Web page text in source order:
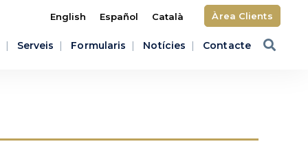
English Español Català Àrea Clients
Serveis Formularis Notícies Contacte